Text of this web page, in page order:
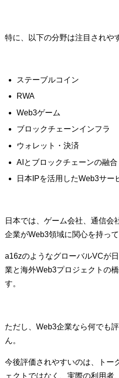
特に、以下の分野は注目されや
ステーブルコイン
RWA
Web3ゲーム
ブロックチェーンインフラ
ウォレット・決済
AIとブロックチェーンの融合
日本IPを活用したWeb3サー
日本では、ゲーム会社、通信会
企業がWeb3領域に関心を持って
a16zのようなグローバルVCが
業と海外Web3プロジェクトの
す。
ただし、Web3企業なら何でも
ん。
今後評価されやすいのは、トー
ェクトではなく、実際の利用者